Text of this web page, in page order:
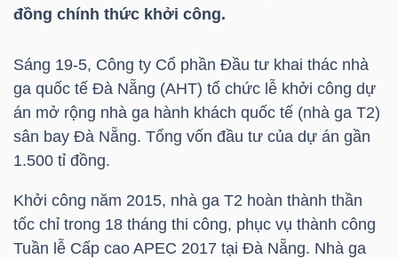
đồng chính thức khởi công.
Sáng 19-5, Công ty Cổ phần Đầu tư khai thác nhà
ga quốc tế Đà Nẵng (AHT) tổ chức lễ khởi công dự
án mở rộng nhà ga hành khách quốc tế (nhà ga T2)
sân bay Đà Nẵng. Tổng vốn đầu tư của dự án gần
1.500 tỉ đồng.
Khởi công năm 2015, nhà ga T2 hoàn thành thần
tốc chỉ trong 18 tháng thi công, phục vụ thành công
Tuần lễ Cấp cao APEC 2017 tại Đà Nẵng. Nhà ga
ĐỘNG
SẢN
CHÍNH